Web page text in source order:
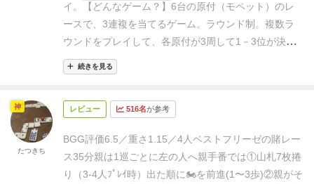
イ。
【どんなゲーム？】 6台の原付（モペット）のレ
ースで、3連複を当てるゲーム。 ラウンド制。複数ラ
ウンドをプレイして、各原付が3周して1－3位が決ま
ったらゲーム終了。
数字が書かれたカードを人数＋3枚を1枚ずつ公開し、
他の原付で埋まってたらその手前までしか進めない。
1枚ずつドラフトしていく
。 このドラフトしたカード
が「どの色の原付が勝つか」の競りとなり、ゲーム終
続きを見る
レビュー 516名が参考
BGG評価6.5／重さ1.15／4人ベスト フリーゼの賭レー
ス35分親は1巡ごとに左の人へ親手番では①山札7枚捲
り（3-4人ﾌﾟﾚｲ時） 出た順に🏍を前進(1〜3歩)②親がそ
神
たつきち